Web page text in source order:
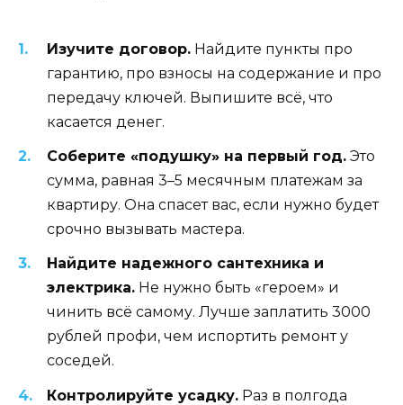
Изучите договор. Найдите пункты про
гарантию, про взносы на содержание и про
передачу ключей. Выпишите всё, что
касается денег.
Соберите «подушку» на первый год. Это
сумма, равная 3–5 месячным платежам за
квартиру. Она спасет вас, если нужно будет
срочно вызывать мастера.
Найдите надежного сантехника и
электрика. Не нужно быть «героем» и
чинить всё самому. Лучше заплатить 3000
рублей профи, чем испортить ремонт у
соседей.
Контролируйте усадку. Раз в полгода